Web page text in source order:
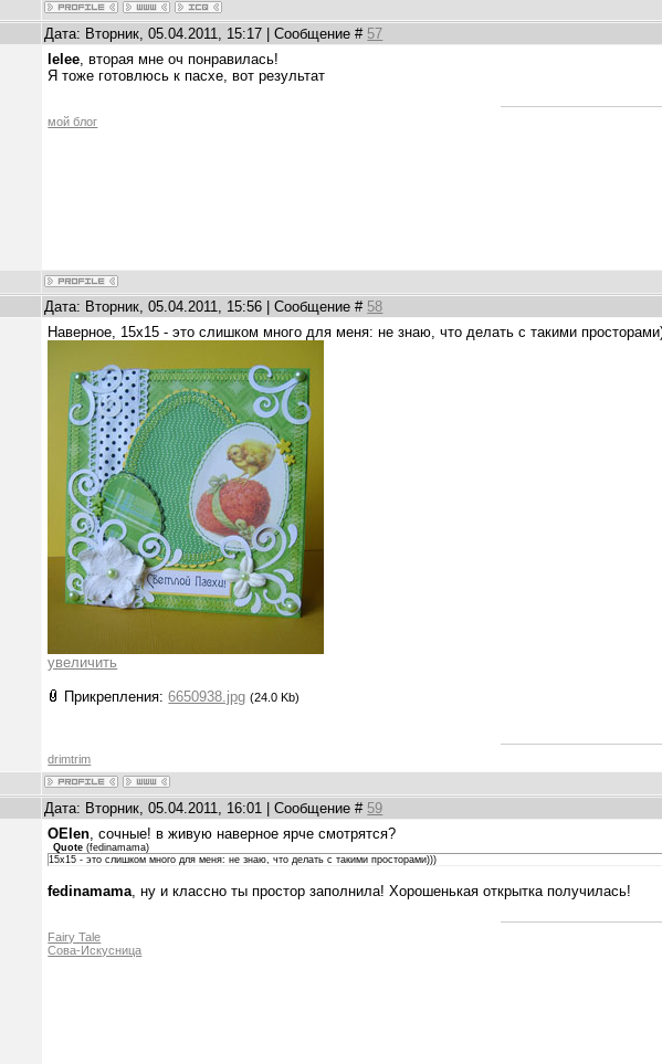
Дата: Вторник, 05.04.2011, 15:17 | Сообщение # 57
lelee, вторая мне оч понравилась!
Я тоже готовлюсь к пасхе, вот результат
мой блог
Дата: Вторник, 05.04.2011, 15:56 | Сообщение # 58
Наверное, 15х15 - это слишком много для меня: не знаю, что делать с такими
увеличить
Прикрепления:6650938.jpg (24.0 Kb)
drimtrim
Дата: Вторник, 05.04.2011, 16:01 | Сообщение # 59
OElen, сочные! в живую наверное ярче смотрятся?
Quote (fedinamama)
15х15 - это слишком много для меня: не знаю, что делать с такими просторами)))
fedinamama, ну и классно ты простор заполнила! Хорошенькая открытка получилась!
Fairy Tale
Сова-Искусница